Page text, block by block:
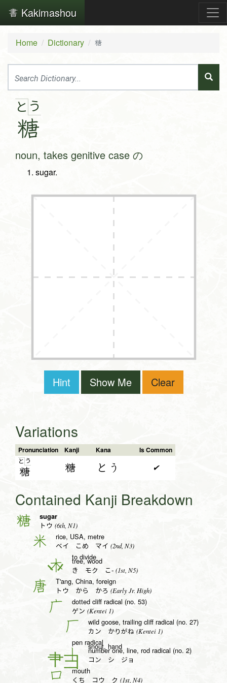
Kakimashou
Home Dictionary 糖
と う
糖
noun, takes genitive case の
sugar.
Hint Show Me Clear
Variations
Pronunciation Kanji Kana Is Common
と う
糖 糖 とう ✔
Contained Kanji Breakdown
糖 sugar
トウ (6th, N1)
米 rice, USA, metre
ベイ こめ マイ (2nd, N3)
to divide
木 tree, wood
き モク こ- (1st, N5)
唐 T'ang, China, foreign
トウ から かろ (Early Jr. High)
广 dotted cliff radical (no. 53)
ゲン (Kentei 1)
厂 wild goose, trailing cliff radical (no. 27)
カン かりがね (Kentei 1)
pen radicalsnout, hand
丨 number one, line, rod radical (no. 2)
コン シ ジョ
口 mouth
くち コウ ク (1st, N4)